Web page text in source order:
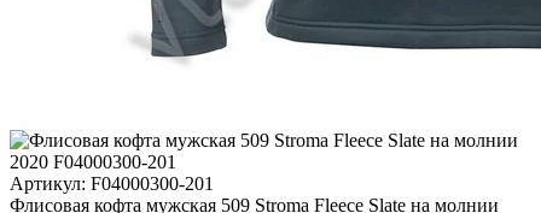
Артикул: F04000300-201
Флисовая кофта мужская 509 Stroma Fleece Slate на молнии